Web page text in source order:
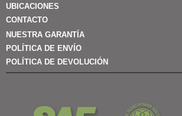
UBICACIONES
CONTACTO
NUESTRA GARANTÍA
POLÍTICA DE ENVÍO
POLÍTICA DE DEVOLUCIÓN